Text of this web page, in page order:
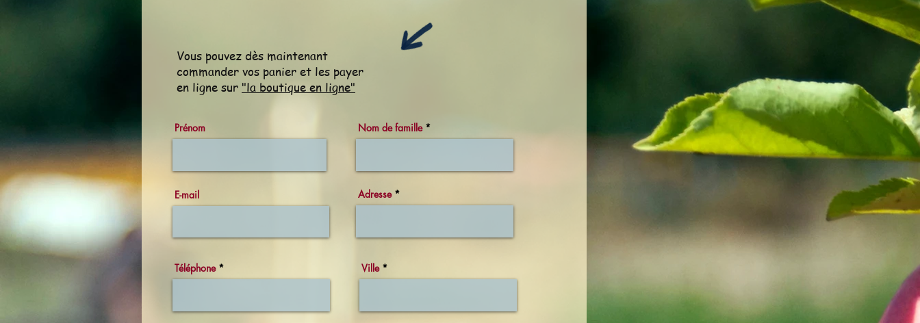
Vous pouvez dès maintenant
commander vos panier et les payer
en ligne sur "la boutique en ligne"
Prénom Nom de famille
E-mail Adresse
Téléphone Ville